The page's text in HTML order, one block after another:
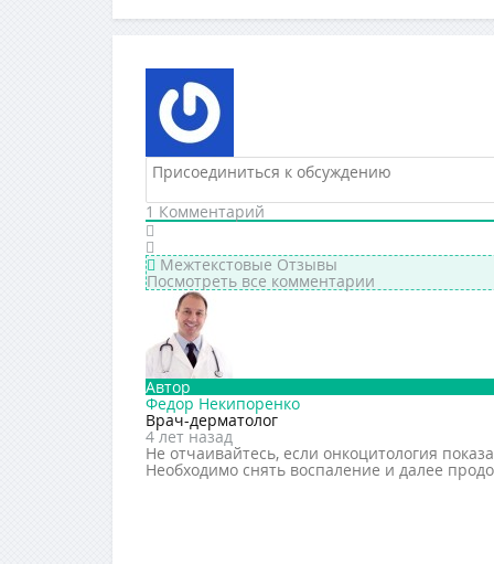
1 Комментарий
Межтекстовые Отзывы
Посмотреть все комментарии
Автор
Федор Некипоренко
Врач-дерматолог
4 лет назад
Не отчаивайтесь, если онкоцитология
Необходимо снять воспаление и далее